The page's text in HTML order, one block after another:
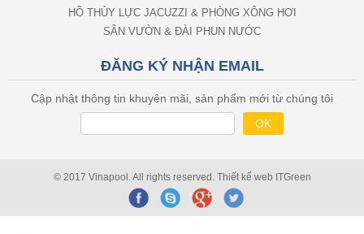
HỒ THỦY LỰC JACUZZI & PHÒNG XÔNG HƠI
SÂN VƯỜN & ĐÀI PHUN NƯỚC
ĐĂNG KÝ NHẬN EMAIL
Cập nhật thông tin khuyên mãi, sản phẩm mới từ chúng tôi
© 2017 Vinapool. All rights reserved. Thiết kế web ITGreen